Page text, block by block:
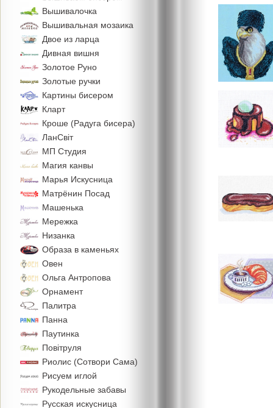
Вышивалочка
Вышивальная мозаика
Двое из ларца
Дивная вишня
Золотое Руно
Золотые ручки
Картины бисером
Кларт
Кроше (Радуга бисера)
ЛанСвiт
МП Студия
Магия канвы
Марья Искусница
Матрёнин Посад
Машенька
Мережка
Низанка
Образа в каменьях
Овен
Ольга Антропова
Орнамент
Палитра
Панна
Паутинка
Повiтруля
Риолис (Сотвори Сама)
Рисуем иглой
Рукодельные забавы
Русская искусница